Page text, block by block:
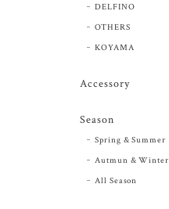
DELFINO
OTHERS
KOYAMA
Accessory
Season
Spring & Summer
Autmun & Winter
All Season